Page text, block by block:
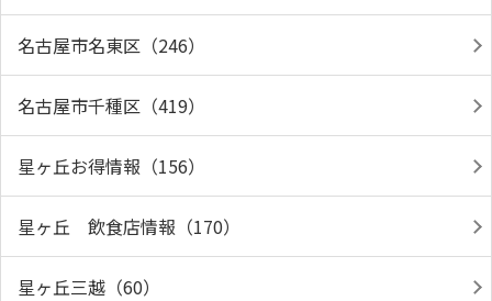
名古屋市名東区（246）
名古屋市千種区（419）
星ヶ丘お得情報（156）
星ヶ丘 飲食店情報（170）
星ヶ丘三越（60）